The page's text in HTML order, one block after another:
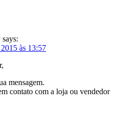
says:
às 13:57
mensagem.
contato com a loja ou vendedor